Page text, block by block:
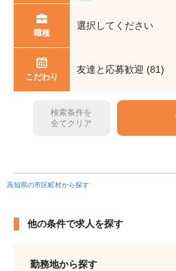
職種
選択してください
こだわり
友達と応募歓迎 (81)
検索条件を
全てクリア
高知県の市区町村から探す
他の条件で求人を探す
勤務地から探す